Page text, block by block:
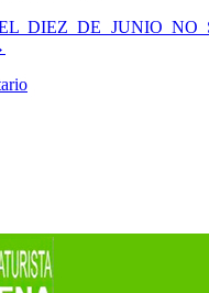
DIEZ DE JUNIO NO